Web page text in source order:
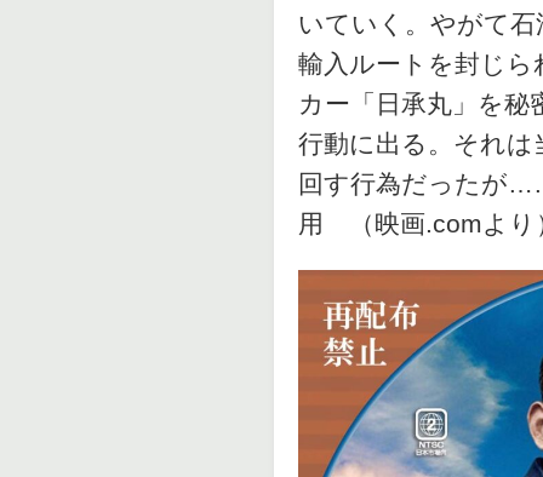
いていく。やがて
輸入ルートを封じ
カー「日承丸」を
行動に出る。それ
回す行為だったが
用 （映画.comより